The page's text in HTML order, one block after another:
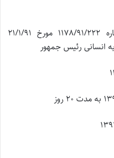
موضوع: ابطال بخشنامه شماره 1178/91/222 مورخ 21/1/91
انسانی رئیس جمهور